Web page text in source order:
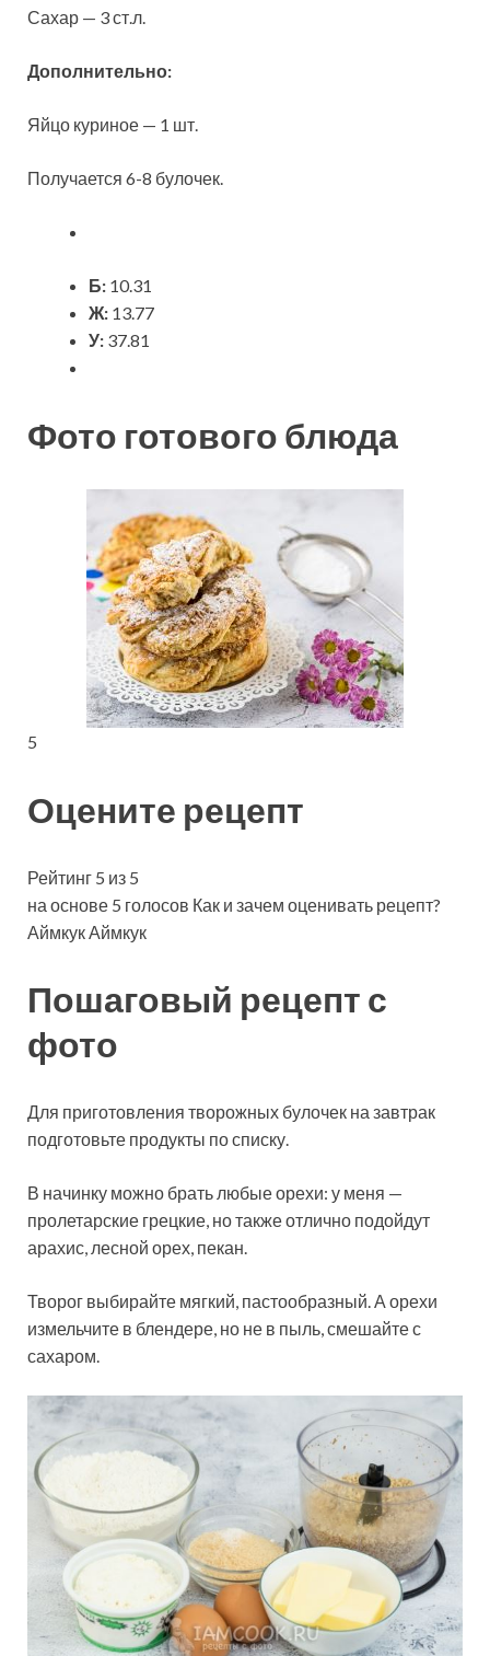
Сахар — 3 ст.л.
Дополнительно:
Яйцо куриное — 1 шт.
Получается 6-8 булочек.
Б: 10.31
Ж: 13.77
У: 37.81
Фото готового блюда
5
Оцените рецепт
Рейтинг 5 из 5
на основе 5 голосов Как и зачем оценивать рецепт?
Аймкук Аймкук
Пошаговый рецепт с
фото
Для приготовления творожных булочек на завтрак
подготовьте продукты по списку.
В начинку можно брать любые орехи: у меня —
пролетарские грецкие, но также отлично подойдут
арахис, лесной орех, пекан.
Творог выбирайте мягкий, пастообразный. А орехи
измельчите в блендере, но не в пыль, смешайте с
сахаром.